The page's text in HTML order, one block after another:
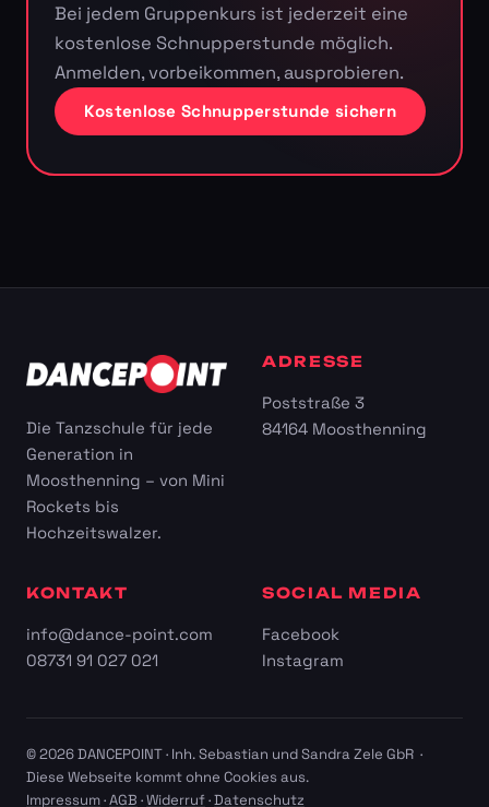
Bei jedem Gruppenkurs ist jederzeit eine
kostenlose Schnupperstunde möglich.
Anmelden, vorbeikommen, ausprobieren.
Kostenlose Schnupperstunde sichern
Die Tanzschule für jede
Generation in
Moosthenning – von Mini
Rockets bis
Hochzeitswalzer.
ADRESSE
Poststraße 3
84164 Moosthenning
KONTAKT
info@dance-point.com
08731 91 027 021
SOCIAL MEDIA
Facebook
Instagram
© 2026 DANCEPOINT · Inh. Sebastian und Sandra Zele GbR ·
Diese Webseite kommt ohne Cookies aus.
Impressum·AGB ·Widerruf·Datenschutz